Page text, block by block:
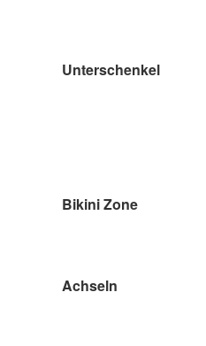
Unterschenkel
Bikini Zone
Achseln